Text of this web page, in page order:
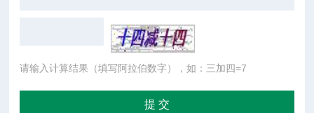
请输入计算结果（填写阿拉伯数字），如：三加四=7